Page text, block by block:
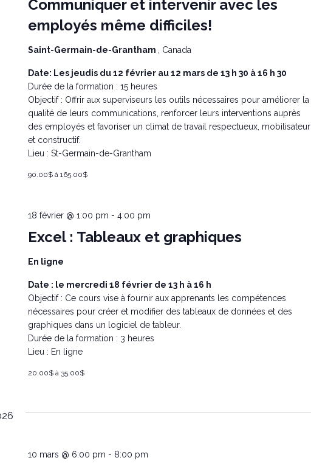
Communiquer et intervenir avec les
employés même difficiles!
Saint-Germain-de-Grantham , Canada
Date: Les jeudis du 12 février au 12 mars de 13 h 30 à 16 h 30
Durée de la formation : 15 heures
Objectif : Offrir aux superviseurs les outils nécessaires pour améliorer la
qualité de leurs communications, renforcer leurs interventions auprès
des employés et favoriser un climat de travail respectueux, mobilisateur
et constructif.
Lieu : St-Germain-de-Grantham
90.00$ à 165.00$
Excel : Tableaux et graphiques
18 février @ 1:00 pm - 4:00 pm
En ligne
Date : le mercredi 18 février de 13 h à 16 h
Objectif : Ce cours vise à fournir aux apprenants les compétences
nécessaires pour créer et modifier des tableaux de données et des
graphiques dans un logiciel de tableur.
Durée de la formation : 3 heures
Lieu : En ligne
20.00$ à 35.00$
10 mars @ 6:00 pm - 8:00 pm